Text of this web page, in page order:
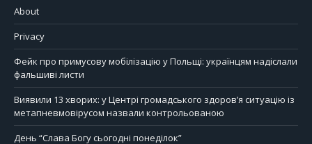
About
Privacy
Фейк про примусову мобілізацію у Польщі: українцям надіслали
фальшиві листи
Виявили 13 хворих: у Центрі громадського здоров’я ситуацію із
метапневмовірусом назвали контрольованою
День “Слава Богу сьогодні понеділок”